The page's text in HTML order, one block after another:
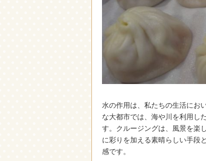
水の作用は、私たちの生活にお
な大都市では、海や川を利用し
す。クルージングは、風景を楽
に彩りを加える素晴らしい手段
感です。